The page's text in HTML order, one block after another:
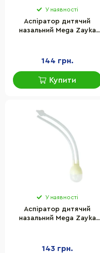
У наявності
Аспіратор дитячий
назальний Mega Zayka
144 грн.
Купити
У наявності
Аспіратор дитячий
назальний Mega Zayka
143 грн.